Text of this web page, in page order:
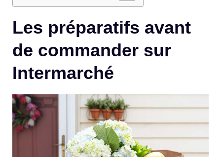
Les préparatifs avant
de commander sur
Intermarché